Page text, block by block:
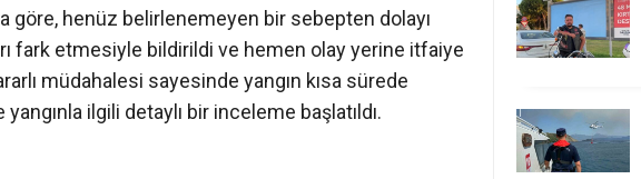
göre, henüz belirlenemeyen bir sebepten dolayı
fark etmesiyle bildirildi ve hemen olay yerine itfaiye
müdahalesi sayesinde yangın kısa sürede
ilgili detaylı bir inceleme başlatıldı.